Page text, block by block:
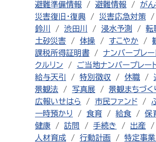
避難準備情報
避難情報 が
災害復旧・復興
災害応急対策
鈴川
渋田川 浸水予測 転
土砂災害
体操 すこやか
課税所得証明書
ナンバープレー
クルリン
ご当地ナンバープレー
給与天引
特別徴収 休職
景観法
写真展 景観まちづく
広報いせはら
市民ファンド
一時預かり
食育 給食 保
健康
訪問 手続き 出産
人材育成
行動計画 特定事